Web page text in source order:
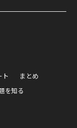
ト
まとめ
を知る